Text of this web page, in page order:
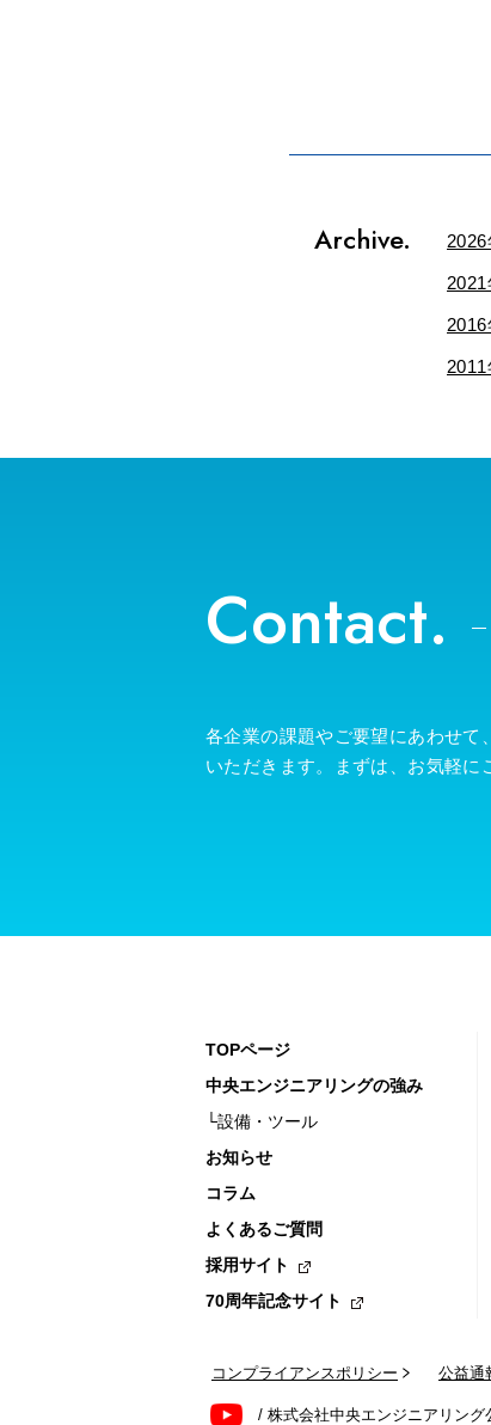
Archive. 2026
2021
2016
2011
Contact.
各企業の課題やご要望にあわせて
いただきます。まずは、お気軽に
TOPページ
中央エンジニアリングの強み
└設備・ツール
お知らせ
コラム
よくあるご質問
採用サイト
70周年記念サイト
コンプライアンスポリシー 公益通
/ 株式会社中央エンジニアリング